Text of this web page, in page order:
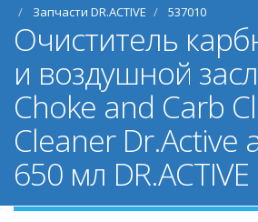
Запчасти DR.ACTIVE
537010
Очиститель
и воздушной
Choke and Carb
Cleaner Dr.Active
650 мл